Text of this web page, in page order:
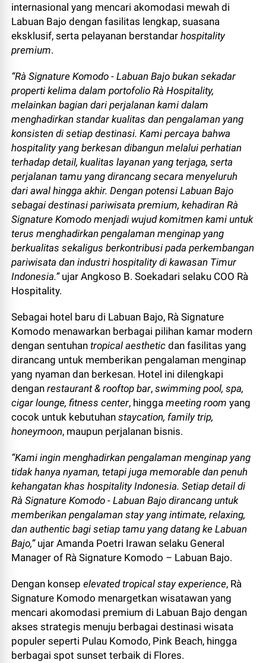
internasional yang mencari akomodasi mewah di
Labuan Bajo dengan fasilitas lengkap, suasana
eksklusif, serta pelayanan berstandarhospitality
premium.
“Rà Signature Komodo - Labuan Bajo bukan sekadar
properti kelima dalam portofolio Rà Hospitality,
melainkan bagian dari perjalanan kami dalam
menghadirkan standar kualitas dan pengalaman yang
konsisten di setiap destinasi. Kami percaya bahwa
hospitality yang berkesan dibangun melalui perhatian
terhadap detail, kualitas layanan yang terjaga, serta
perjalanan tamu yang dirancang secara menyeluruh
dari awal hingga akhir. Dengan potensi Labuan Bajo
sebagai destinasi pariwisata premium, kehadiran Rà
Signature Komodo menjadi wujud komitmen kami untuk
terus menghadirkan pengalaman menginap yang
berkualitas sekaligus berkontribusi pada perkembangan
pariwisata dan industri hospitality di kawasan Timur
Indonesia.”ujar Angkoso B. Soekadari selaku COO Rà
Hospitality.
Sebagai hotel baru di Labuan Bajo, Rà Signature
Komodo menawarkan berbagai pilihan kamar modern
dengan sentuhantropical aesthetic dan fasilitas yang
dirancang untuk memberikan pengalaman menginap
yang nyaman dan berkesan. Hotel ini dilengkapi
denganrestaurant & rooftop bar,swimming pool, spa,
cigar lounge, fitness center, hinggameeting room yang
cocok untuk kebutuhanstaycation, family trip,
honeymoon, maupun perjalanan bisnis.
“Kami ingin menghadirkan pengalaman menginap yang
tidak hanya nyaman, tetapi juga memorable dan penuh
kehangatan khas hospitality Indonesia. Setiap detail di
Rà Signature Komodo - Labuan Bajo dirancang untuk
memberikan pengalaman stay yang intimate, relaxing,
dan authentic bagi setiap tamu yang datang ke Labuan
Bajo,”ujar Amanda Poetri Irawan selaku General
Manager of Rà Signature Komodo – Labuan Bajo.
Dengan konsepelevated tropical stay experience, Rà
Signature Komodo menargetkan wisatawan yang
mencari akomodasi premium di Labuan Bajo dengan
akses strategis menuju berbagai destinasi wisata
populer seperti Pulau Komodo, Pink Beach, hingga
berbagai spot sunset terbaik di Flores.